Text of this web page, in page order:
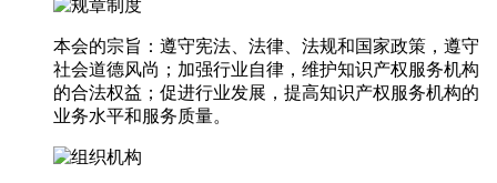
本会的宗旨：遵守宪法、法律、法规和国家政策，遵守
社会道德风尚；加强行业自律，维护知识产权服务机构
的合法权益；促进行业发展，提高知识产权服务机构的
业务水平和服务质量。